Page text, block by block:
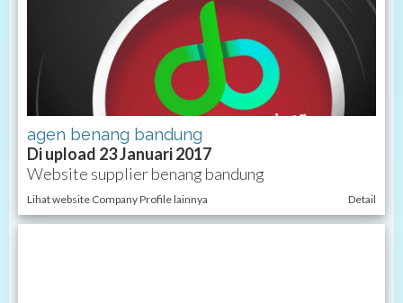
agen benang bandung
Di upload 23 Januari 2017
Website supplier benang bandung
Lihat website Company Profile lainnya Detail